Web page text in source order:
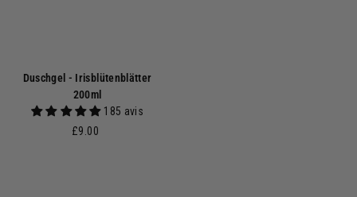
Duschgel - Irisblütenblätter
200ml
185 avis
£9.00£